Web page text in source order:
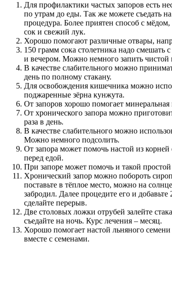
Для профилактики частых запоров есть
по утрам до еды. Так же можете съедать
процедура. Более приятен способ с
сок и свежий лук.
Хорошо помогают различные отвары,
150 грамм сока столетника надо смешать
и вечером. Можно немного запить чистой
В качестве слабительного можно
день по полному стакану.
Для освобождения кишечника можно
поджаренные зёрна кунжута.
От запоров хорошо помогает
От хронического запора можно
раза в день.
В качестве слабительного можно
Можно немного подсолить.
От запора может помочь настой из корней
перед едой.
При запоре может помочь и такой
Хронический запор можно побороть
поставьте в тёплое место, можно на
забродил. Далее процедите его и
сделайте перерыв.
Две столовых ложки отрубей залейте
съедайте на ночь. Курс лечения – месяц.
Хорошо помогает настой льняного
вместе с семенами.